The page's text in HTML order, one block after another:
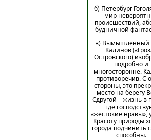
б) Петербург
мир
происшествий,
будничной
в) Вымышленный
Калинов
Островского)
подробно и
многосторонне.
противоречив. С
стороны, это
место на берегу
Сдругой – жизнь в
где
«жестокие нравы»,
Красоту природы
города подчинить
способны.